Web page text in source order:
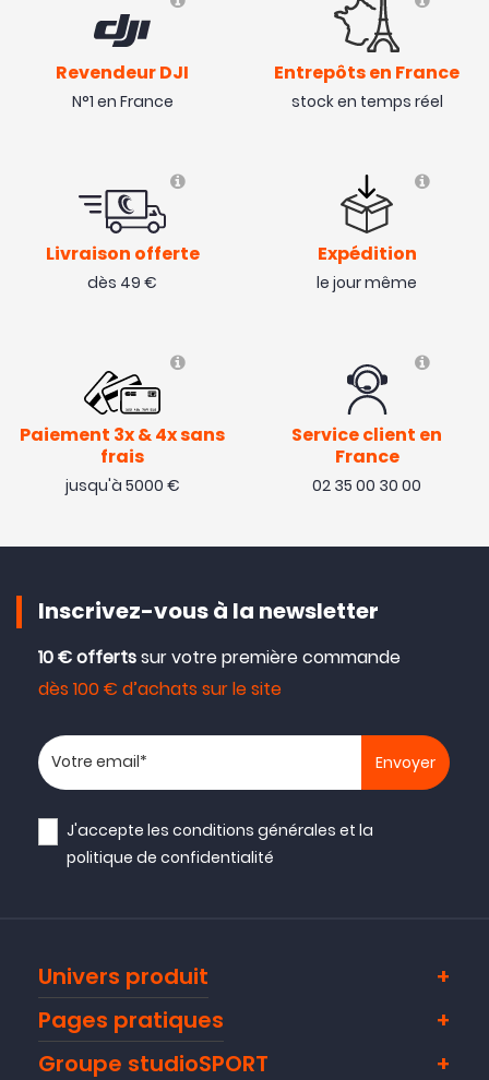
Revendeur DJI
N°1 en France
Entrepôts en France
stock en temps réel
Livraison offerte
dès 49 €
Expédition
le jour même
Paiement 3x & 4x sans
frais
jusqu'à 5000 €
Service client en
France
02 35 00 30 00
Inscrivez-vous à la newsletter
10 € offertssur votre première commande
dès 100 € d’achats sur le site
Votre adresse email
J'accepte lesconditions générales et la
politique de confidentialité
Univers produit
Pages pratiques
Groupe studioSPORT